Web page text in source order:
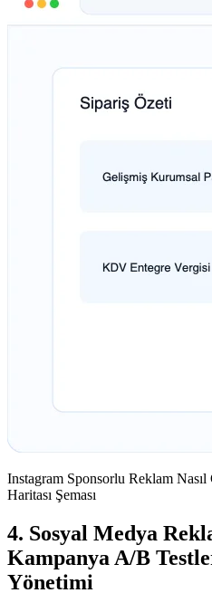
Instagram Sponsorlu Reklam Nasıl
Haritası Şeması
4. Sosyal Medya
Kampanya A/B
Yönetimi